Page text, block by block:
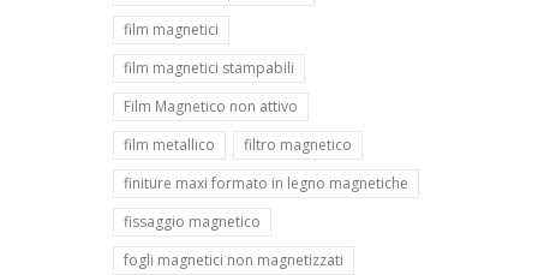
film magnetici
film magnetici stampabili
Film Magnetico non attivo
film metallico
filtro magnetico
finiture maxi formato in legno magnetiche
fissaggio magnetico
fogli magnetici non magnetizzati